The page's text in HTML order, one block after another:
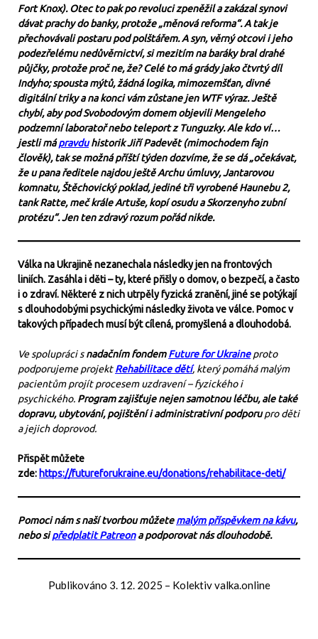
Fort Knox). Otec to pak po revoluci zpeněžil a zakázal synovi
dávat prachy do banky, protože „měnová reforma“. A tak je
přechovávali postaru pod polštářem. A syn, věrný otcovi i jeho
podezřelému nedůvěrnictví, si mezitím na baráky bral drahé
půjčky, protože proč ne, že? Celé to má grády jako čtvrtý díl
Indyho; spousta mýtů, žádná logika, mimozemšťan, divné
digitální triky a na konci vám zůstane jen WTF výraz. Ještě
chybí, aby pod Svobodovým domem objevili Mengeleho
podzemní laboratoř nebo teleport z Tunguzky. Ale kdo ví…
jestli mápravduhistorik Jiří Padevět (mimochodem fajn
člověk), tak se možná příští týden dozvíme, že se dá „očekávat,
že u pana ředitele najdou ještě Archu úmluvy, Jantarovou
komnatu, Štěchovický poklad, jediné tři vyrobené Haunebu 2,
tank Ratte, meč krále Artuše, kopí osudu a Skorzenyho zubní
protézu“. Jen ten zdravý rozum pořád nikde.
Válka na Ukrajině nezanechala následky jen na frontových
liniích. Zasáhla i děti – ty, které přišly o domov, o bezpečí, a často
i o zdraví. Některé z nich utrpěly fyzická zranění, jiné se potýkají
s dlouhodobými psychickými následky života ve válce. Pomoc v
takových případech musí být cílená, promyšlená a dlouhodobá.
Ve spolupráci snadačním fondemFuture for Ukraineproto
podporujeme projektRehabilitace dětí, který pomáhá malým
pacientům projít procesem uzdravení – fyzického i
psychického. Program zajišťuje nejen samotnou léčbu, ale také
dopravu, ubytování, pojištění i administrativní podporupro děti
a jejich doprovod.
Přispět můžete
zde: https://futureforukraine.eu/donations/rehabilitace-deti/
Pomoci nám s naší tvorbou můžetemalým příspěvkem na kávu,
nebo sipředplatit Patreona podporovat nás dlouhodobě.
Publikováno 3. 12. 2025 – Kolektiv valka.online